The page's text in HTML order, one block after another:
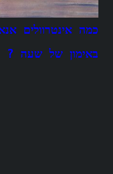
כמה אינטרוולים
באימון של שעה ?